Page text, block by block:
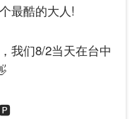
最酷的大人!
我们8/2当天在台中
🅿️